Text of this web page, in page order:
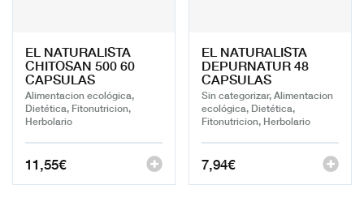
EL NATURALISTA
CHITOSAN 500 60
CAPSULAS
Alimentacion ecológica,
Dietética, Fitonutricion,
Herbolario
11,55€
EL NATURALISTA
DEPURNATUR 48
CAPSULAS
Sin categorizar, Alimentacion
ecológica, Dietética,
Fitonutricion, Herbolario
7,94€